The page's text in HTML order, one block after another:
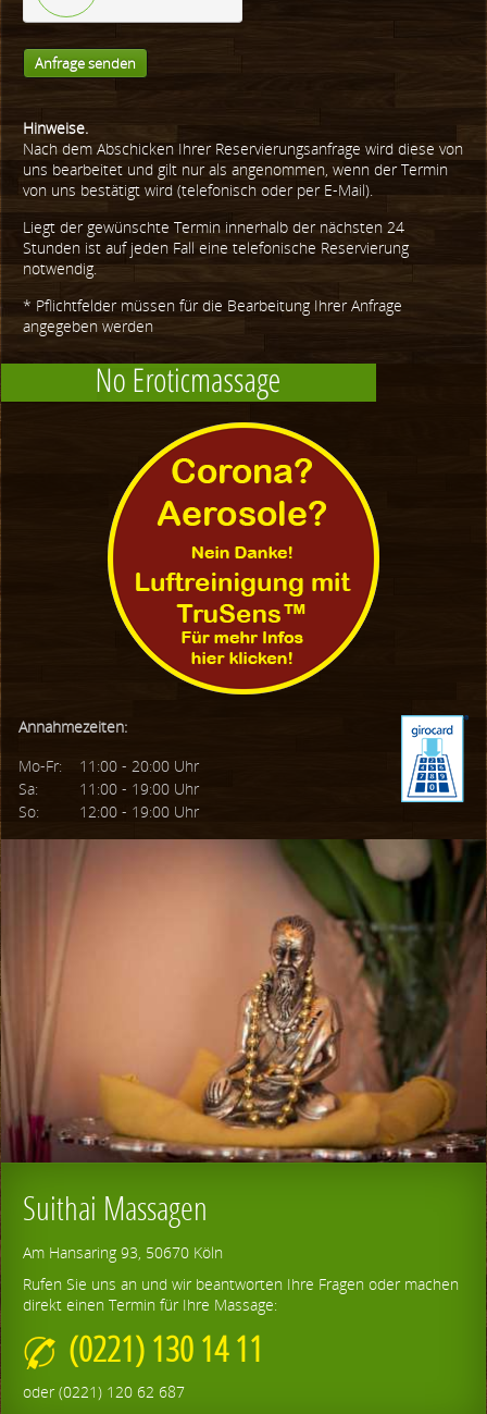
Anfrage senden
Hinweise.
Nach dem Abschicken Ihrer Reservierungsanfrage wird diese von
uns bearbeitet und gilt nur als angenommen, wenn der Termin
von uns bestätigt wird (telefonisch oder per E-Mail).
Liegt der gewünschte Termin innerhalb der nächsten 24
Stunden ist auf jeden Fall eine telefonische Reservierung
notwendig.
* Pflichtfelder müssen für die Bearbeitung Ihrer Anfrage
angegeben werden
Annahmezeiten:
Mo-Fr:
11:00 - 20:00 Uhr
Sa:
11:00 - 19:00 Uhr
So:
12:00 - 19:00 Uhr
Suithai Massagen
Am Hansaring 93, 50670 Köln
Rufen Sie uns an und wir beantworten Ihre Fragen oder machen
direkt einen Termin für Ihre Massage:
(0221) 130 14 11
oder (0221) 120 62 687